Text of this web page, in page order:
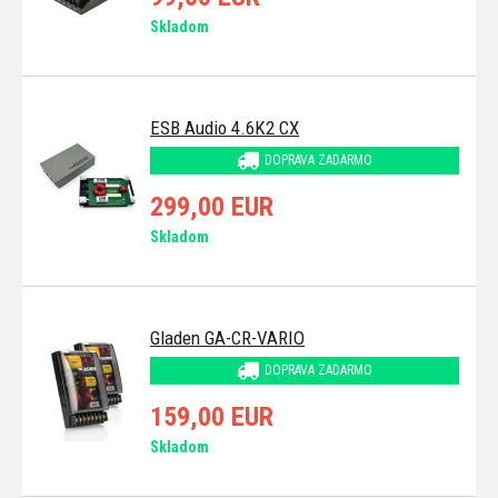
Skladom
ESB Audio 4.6K2 CX
DOPRAVA ZADARMO
299,00 EUR
Skladom
Gladen GA-CR-VARIO
DOPRAVA ZADARMO
159,00 EUR
Skladom